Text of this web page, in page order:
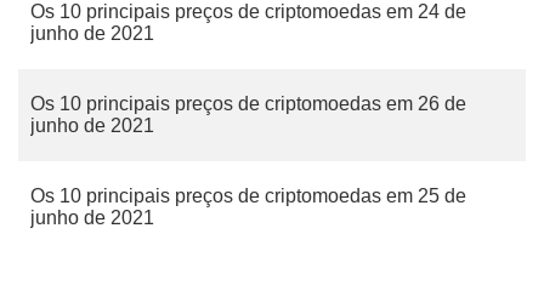
Os 10 principais preços de criptomoedas em 24 de
junho de 2021
Os 10 principais preços de criptomoedas em 26 de
junho de 2021
Os 10 principais preços de criptomoedas em 25 de
junho de 2021